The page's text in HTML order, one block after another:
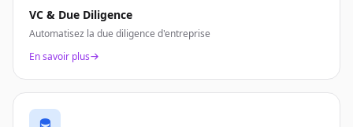
VC & Due Diligence
Automatisez la due diligence d'entreprise
En savoir plus